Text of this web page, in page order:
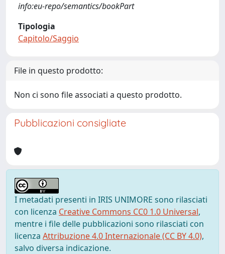
info:eu-repo/semantics/bookPart
Tipologia
Capitolo/Saggio
File in questo prodotto:
Non ci sono file associati a questo prodotto.
Pubblicazioni consigliate
I metadati presenti in IRIS UNIMORE sono rilasciati
con licenza Creative Commons CC0 1.0 Universal,
mentre i file delle pubblicazioni sono rilasciati con
licenza Attribuzione 4.0 Internazionale (CC BY 4.0),
salvo diversa indicazione.